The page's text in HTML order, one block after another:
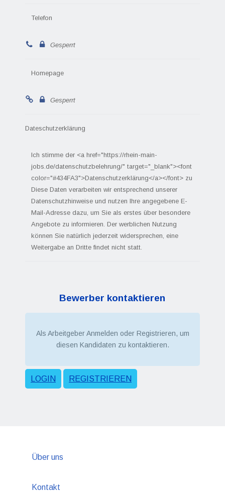
Telefon
Gesperrt
Homepage
Gesperrt
Dateschutzerklärung
Ich stimme der <a href="https://rhein-main-
jobs.de/datenschutzbelehrung/" target="_blank"><font
color="#434FA3">Datenschutzerklärung</a></font> zu
Diese Daten verarbeiten wir entsprechend unserer
Datenschutzhinweise und nutzen Ihre angegebene E-
Mail-Adresse dazu, um Sie als erstes über besondere
Angebote zu informieren. Der werblichen Nutzung
können Sie natürlich jederzeit widersprechen, eine
Weitergabe an Dritte findet nicht statt.
Bewerber kontaktieren
Als Arbeitgeber Anmelden oder Registrieren, um
diesen Kandidaten zu kontaktieren.
LOGIN REGISTRIEREN
Über uns
Kontakt